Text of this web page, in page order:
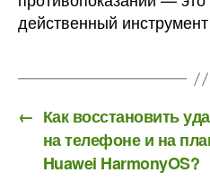
действенный
← Как восстановить
на телефоне и на
Huawei HarmonyOS?